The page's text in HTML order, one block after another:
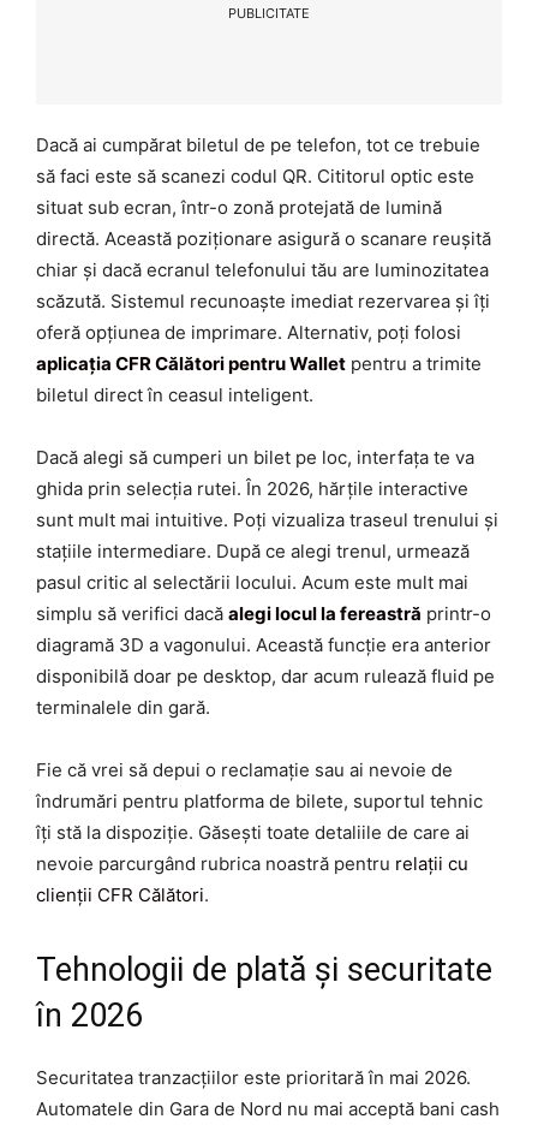
PUBLICITATE
Dacă ai cumpărat biletul de pe telefon, tot ce trebuie
să faci este să scanezi codul QR. Cititorul optic este
situat sub ecran, într-o zonă protejată de lumină
directă. Această poziționare asigură o scanare reușită
chiar și dacă ecranul telefonului tău are luminozitatea
scăzută. Sistemul recunoaște imediat rezervarea și îți
oferă opțiunea de imprimare. Alternativ, poți folosi
aplicația CFR Călători pentru Wallet pentru a trimite
biletul direct în ceasul inteligent.
Dacă alegi să cumperi un bilet pe loc, interfața te va
ghida prin selecția rutei. În 2026, hărțile interactive
sunt mult mai intuitive. Poți vizualiza traseul trenului și
stațiile intermediare. După ce alegi trenul, urmează
pasul critic al selectării locului. Acum este mult mai
simplu să verifici dacă alegi locul la fereastră printr-o
diagramă 3D a vagonului. Această funcție era anterior
disponibilă doar pe desktop, dar acum rulează fluid pe
terminalele din gară.
Fie că vrei să depui o reclamație sau ai nevoie de
îndrumări pentru platforma de bilete, suportul tehnic
îți stă la dispoziție. Găsești toate detaliile de care ai
nevoie parcurgând rubrica noastră pentru relații cu
clienții CFR Călători.
Tehnologii de plată și securitate
în 2026
Securitatea tranzacțiilor este prioritară în mai 2026.
Automatele din Gara de Nord nu mai acceptă bani cash